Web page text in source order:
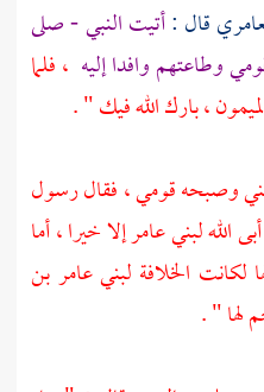
قال :أتيت النبي - صلى
وطاعتهم وافدا إليه ، فلما
، بارك الله فيك " .
وصبحه قومي ، فقال رسول
اللهلبني عامرإلا خيرا ، أما
لكانت الخلافة لبني عامر بن
لها " .